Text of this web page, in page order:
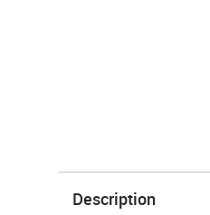
Description